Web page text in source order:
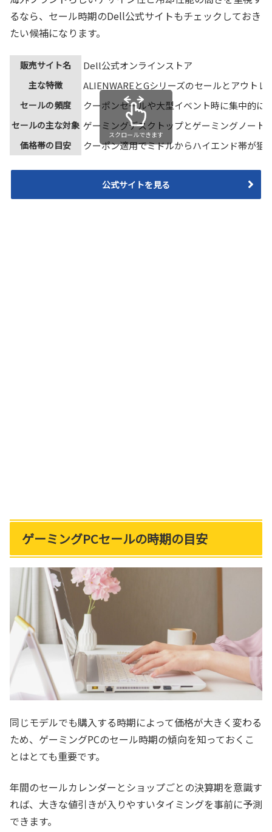
るなら、セール時期のDell公式サイトもチェックしておき
たい候補になります。
販売サイト名 Dell公式オンラインストア
主な特徴 ALIENWAREとGシリーズのセールとアウトレ
セールの頻度 クーポンセールや大型イベント時に集中的に
セールの主な対象 ゲーミングデスクトップとゲーミングノート
価格帯の目安 クーポン適用でミドルからハイエンド帯が狙
スクロールできます
公式サイトを見る
ゲーミングPCセールの時期の目安
同じモデルでも購入する時期によって価格が大きく変わる
ため、ゲーミングPCのセール時期の傾向を知っておくこ
とはとても重要です。
年間のセールカレンダーとショップごとの決算期を意識す
れば、大きな値引きが入りやすいタイミングを事前に予測
できます。